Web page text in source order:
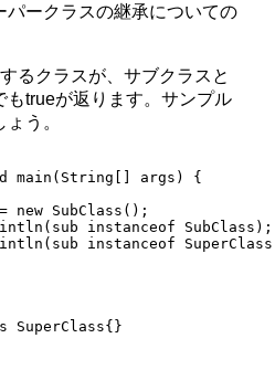
パークラスの継承についての
るクラスが、サブクラスと
もtrueが返ります。サンプル
う。
main(String[] args) {
new SubClass();
instanceof SubClass);
instanceof
SuperClass{}